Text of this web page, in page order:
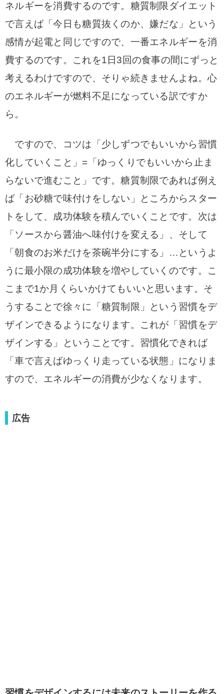
ネルギーを消費するのです。糖質制限ダイエット
で言えば「今日も糖質抜くのか、嫌だな」という
感情が起電と同じですので、一番エネルギーを消
費するのです。これを1日3回の食事の間にずっと
考えるわけですので、そりゃ続きませんよね。心
のエネルギーが燃料不足になっている訳ですか
ら。
ですので、コツは「少しずつでもいいから習慣
化していくこと」=「ゆっくりでもいいから止ま
らないで進むこと」です。糖質制限であれば例え
ば「お砂糖で味付けをしない」ところからスター
トをして、成功体験を積んでいくことです。次は
「ソースから醤油へ味付けを変える」、そして
「朝食のお米だけを茶碗半分にする」…というよ
うに最小限の成功体験を増やしていくのです。こ
こまで1か月くらいかけてもいいと思います。 そ
うすることで徐々に「糖質制限」という習慣をデ
ザインできるようになります。これが「習慣をデ
ザインする」ということです。習慣化できれば
「車で言えばゆっくり走っている状態」になりま
すので、エネルギーの消費が少なくなります。
広告